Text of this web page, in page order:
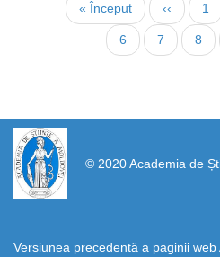
Нумерация
страниц
Первая
страница
« Început ←
‹‹ 1
Страница
6 Страница
7 8
© 2020 Academia de
Versiunea precedentă a paginii web
https://propletenie.ru/